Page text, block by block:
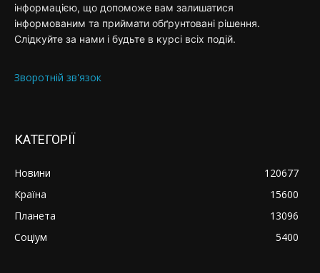
інформацією, що допоможе вам залишатися
інформованим та приймати обґрунтовані рішення.
Слідкуйте за нами і будьте в курсі всіх подій.
Зворотній зв'язок
КАТЕГОРІЇ
Новини
120677
Країна
15600
Планета
13096
Соціум
5400